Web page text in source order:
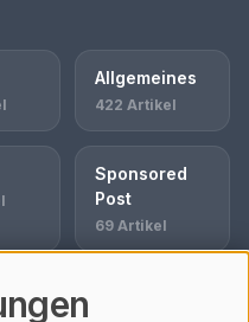
Allgemeines
422 Artikel
Sponsored
Post
69 Artikel